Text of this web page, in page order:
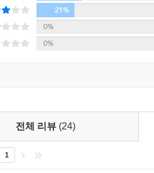
21%
0%
0%
전체 리뷰 (24)
1